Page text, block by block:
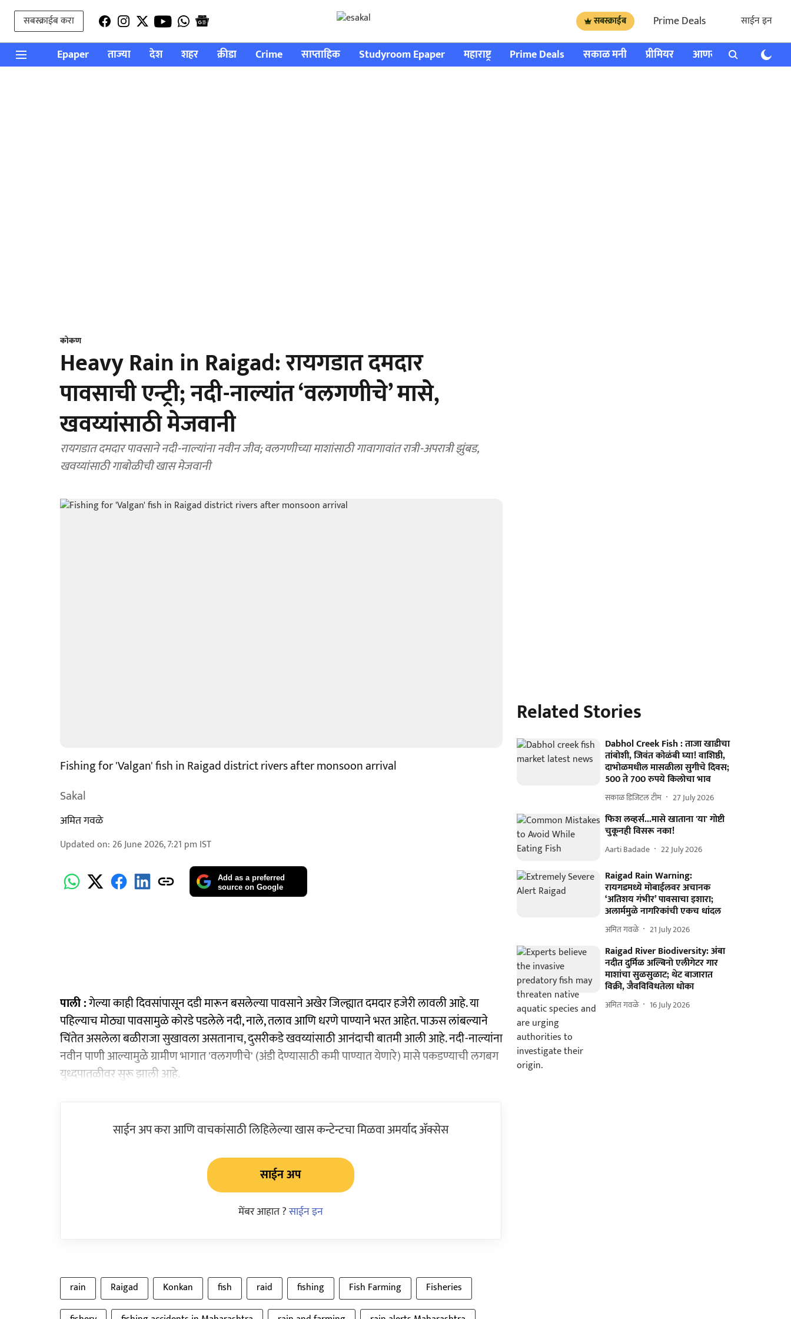
सबस्क्राईब करा सबस्क्राईब Prime Deals साईन इन
Epaper ताज्या देश शहर क्रीडा Crime साप्ताहिक Studyroom Epaper महाराष्ट्र Prime Deals सकाळ मनी प्रीमियर आणखी राशी भविष्य
कोकण
Heavy Rain in Raigad: रायगडात दमदार
पावसाची एन्ट्री; नदी-नाल्यांत ‘वलगणीचे’ मासे,
खवय्यांसाठी मेजवानी
रायगडात दमदार पावसाने नदी-नाल्यांना नवीन जीव; वलगणीच्या माशांसाठी गावागावांत रात्री-अपरात्री झुंबड,
खवय्यांसाठी गाबोळीची खास मेजवानी
Fishing for 'Valgan' fish in Raigad district rivers after monsoon arrival
Sakal
अमित गवळे
Updated on: 26 June 2026, 7:21 pm IST
Add as a preferred
source on Google
पाली :गेल्या काही दिवसांपासून दडी मारून बसलेल्या पावसाने अखेर जिल्ह्यात दमदार हजेरी लावली आहे. या
पहिल्याच मोठ्या पावसामुळे कोरडे पडलेले नदी, नाले, तलाव आणि धरणे पाण्याने भरत आहेत. पाऊस लांबल्याने
चिंतेत असलेला बळीराजा सुखावला असतानाच, दुसरीकडे खवय्यांसाठी आनंदाची बातमी आली आहे. नदी-नाल्यांना
नवीन पाणी आल्यामुळे ग्रामीण भागात 'वलगणीचे' (अंडी देण्यासाठी कमी पाण्यात येणारे) मासे पकडण्याची लगबग
युध्दपातळीवर सुरू झाली आहे.
साईन अप करा आणि वाचकांसाठी लिहिलेल्या खास कन्टेन्टचा मिळवा अमर्याद ॲक्सेस
साईन अप
मेंबर आहात ?साईन इन
rain Raigad Konkan fish raid fishing Fish Farming
Fisheries
Related Stories
Dabhol Creek Fish : ताजा खाडीचा
तांबोशी, जिवंत कोळंबी घ्या! वाशिष्ठी,
दाभोळमधील मासळीला सुगीचे दिवस;
500 ते 700 रुपये किलोचा भाव
सकाळ डिजिटल टीम 27 July 2026
फिश लव्हर्स...मासे खाताना 'या' गोष्टी
चुकूनही विसरू नका!
Aarti Badade 22 July 2026
Raigad Rain Warning:
रायगडमध्ये मोबाईलवर अचानक
‘अतिशय गंभीर’ पावसाचा इशारा;
अलार्ममुळे नागरिकांची एकच धांदल
अमित गवळे 21 July 2026
Raigad River Biodiversity: अंबा
नदीत दुर्मिळ अल्बिनो एलीगेटर गार
माशांचा सुळसुळाट; थेट बाजारात
विक्री, जैवविविधतेला धोका
अमित गवळे 16 July 2026